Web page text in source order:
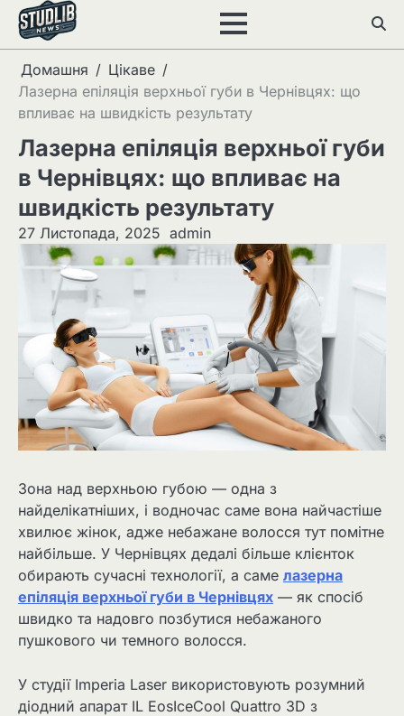
Перейти
вмісту
Домашня
Цікаве
Лазерна епіляція верхньої губи в Чернівцях: що
впливає на швидкість результату
Лазерна епіляція верхньої губи
в Чернівцях: що впливає на
швидкість результату
27 Листопада, 2025 admin
Зона над верхньою губою — одна з
найделікатніших, і водночас саме вона найчастіше
хвилює жінок, адже небажане волосся тут помітне
найбільше. У Чернівцях дедалі більше клієнток
обирають сучасні технології, а саме лазерна
епіляція верхньої губи в Чернівцях — як спосіб
швидко та надовго позбутися небажаного
пушкового чи темного волосся.
У студії Imperia Laser використовують розумний
діодний апарат IL EosIceCool Quattro 3D з